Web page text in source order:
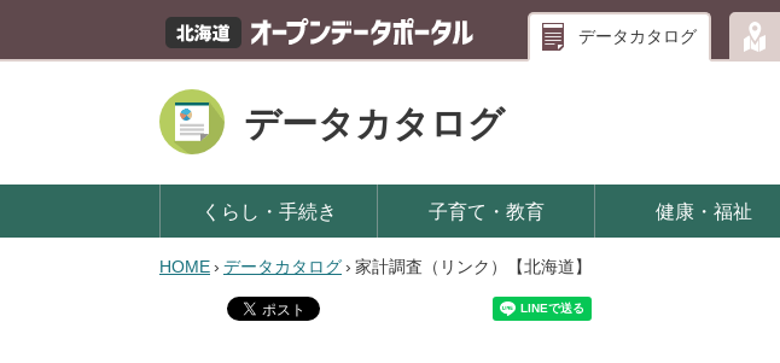
データカタログ
データカタログ
くらし・手続き 子育て・教育 健康・福祉
HOME› データカタログ› 家計調査（リンク）【北海道】